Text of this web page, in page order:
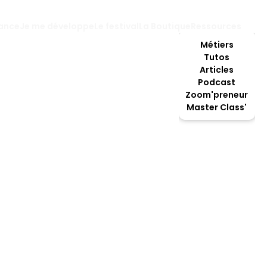
Métiers
Tutos
Articles
Podcast
Zoom'preneur
Master Class'